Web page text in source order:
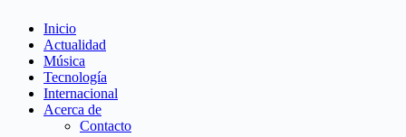
Inicio
Actualidad
Música
Tecnología
Internacional
Acerca de
Contacto